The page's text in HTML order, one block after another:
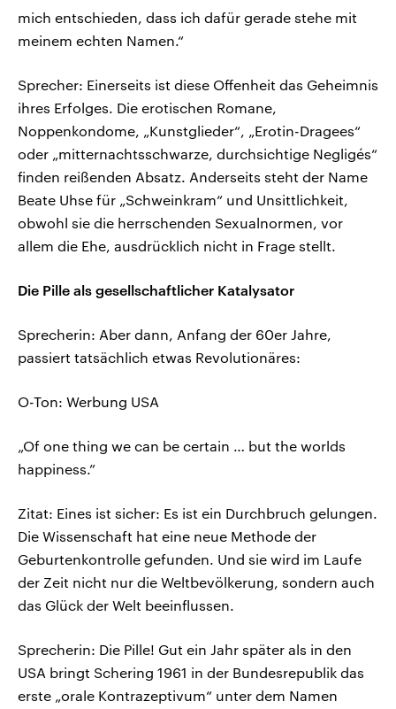
mich entschieden, dass ich dafür gerade stehe mit
meinem echten Namen.“
Sprecher: Einerseits ist diese Offenheit das Geheimnis
ihres Erfolges. Die erotischen Romane,
Noppenkondome, „Kunstglieder“, „Erotin-Dragees“
oder „mitternachtsschwarze, durchsichtige Negligés“
finden reißenden Absatz. Anderseits steht der Name
Beate Uhse für „Schweinkram“ und Unsittlichkeit,
obwohl sie die herrschenden Sexualnormen, vor
allem die Ehe, ausdrücklich nicht in Frage stellt.
Die Pille als gesellschaftlicher Katalysator
Sprecherin: Aber dann, Anfang der 60er Jahre,
passiert tatsächlich etwas Revolutionäres:
O-Ton: Werbung USA
„Of one thing we can be certain … but the worlds
happiness.”
Zitat: Eines ist sicher: Es ist ein Durchbruch gelungen.
Die Wissenschaft hat eine neue Methode der
Geburtenkontrolle gefunden. Und sie wird im Laufe
der Zeit nicht nur die Weltbevölkerung, sondern auch
das Glück der Welt beeinflussen.
Sprecherin: Die Pille! Gut ein Jahr später als in den
USA bringt Schering 1961 in der Bundesrepublik das
erste „orale Kontrazeptivum“ unter dem Namen